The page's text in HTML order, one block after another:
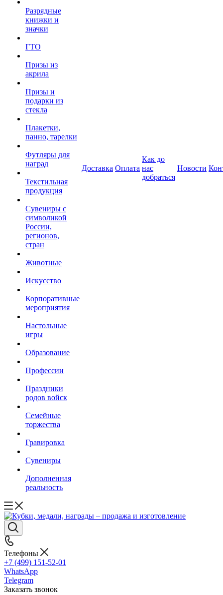
Разрядные
книжки и
значки
ГТО
Призы из
акрила
Призы и
подарки из
стекла
Плакетки,
панно, тарелки
Футляры для
наград
Текстильная
продукция
Сувениры с
символикой
России,
регионов,
стран
Животные
Искусство
Корпоративные
мероприятия
Настольные
игры
Образование
Профессии
Праздники
родов войск
Семейные
торжества
Гравировка
Сувениры
Дополненная
реальность
Доставка Оплата
Как до
нас
добраться
Новости
Телефоны
+7 (499) 151-52-01
WhatsApp
Telegram
Заказать звонок